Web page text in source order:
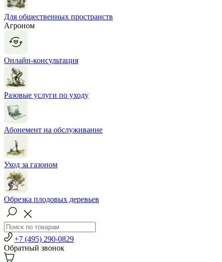
Для общественных пространств
Агроном
Онлайн-консультация
Разовые услуги по уходу
Абонемент на обслуживание
Уход за газоном
Обрезка плодовых деревьев
+7 (495) 290-0829
Обратный звонок